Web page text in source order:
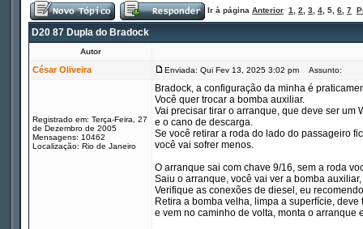
Ir à página Anterior 1 2 3 4 5 6 7
D20 87 Dupla do Bradock
Autor
César Oliveira Enviada: Qui Fev 13, 2025 3:02 pm Assunto:
Registrado em: Terça-Feira, 27
de Dezembro de 2005
Mensagens: 10462
Localização: Rio de Janeiro
Bradock, a configuração da minha é
Você quer trocar a bomba auxiliar.
Vai precisar tirar o arranque, que deve ser um
e o cano de descarga.
Se você retirar a roda do lado do passageiro
você vai sofrer menos.
O arranque sai com chave 9/16, sem a roda
Saiu o arranque, você vai ver a bomba
Verifique as conexões de diesel, eu
Retira a bomba velha, limpa a superfície,
e vem no caminho de volta, monta o arranque